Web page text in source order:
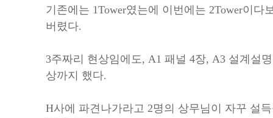
기존에는 1Tower였는에 이번에는 2Tower이다
버렸다.
3주짜리 현상임에도, A1 패널 4장, A3 설계설
상까지 했다.
H사에 파견나가라고 2명의 상무님이 자꾸 설